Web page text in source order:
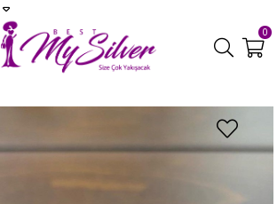
0
Kadın Gümüş Dorikalı Kelepçe Bileklik